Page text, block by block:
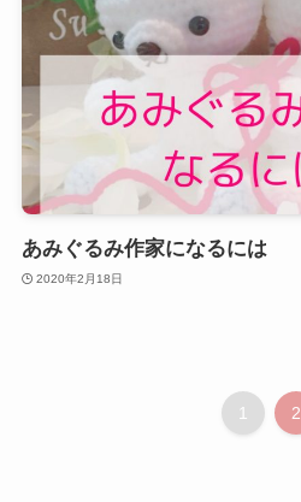
あみぐるみ作家になるには
2020年2月18日
1 2